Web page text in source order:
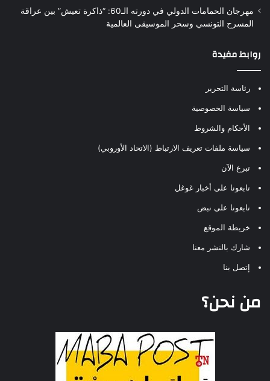
مهرجان الحمامات الدولي في دورته الـ60: “ذاكرة تعيش” بين عراقة
المسرح التونسي وسحر الموسيقى العالمية
روابط مفيدة
رئاسة التحرير
سياسة الخصوصية
الأحكام والشروط
سياسة ملفات تعريف الارتباط (الاتحاد الأوروبي)
تبرع الآن
تابعونا على أخبار غوغل
تابعونا على نبض
خريطة الموقع
شارك بالنشر معنا
إتصل بنا
من نحن؟